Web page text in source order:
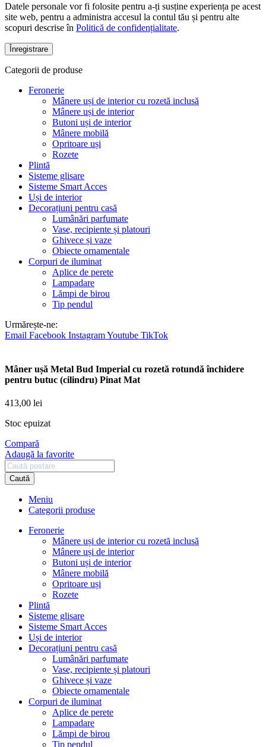
Datele personale vor fi folosite pentru a-ți susține experiența pe acest
site web, pentru a administra accesul la contul tău și pentru alte
scopuri descrise în Politică de confidențialitate.
Înregistrare
Categorii de produse
Feronerie
Mânere uși de interior cu rozetă inclusă
Mânere uși de interior
Butoni uși de interior
Mânere mobilă
Opritoare uși
Rozete
Plintă
Sisteme glisare
Sisteme Smart Acces
Uși de interior
Decorațiuni pentru casă
Lumânări parfumate
Vase, recipiente și platouri
Ghivece și vaze
Obiecte ornamentale
Corpuri de iluminat
Aplice de perete
Lampadare
Lămpi de birou
Tip pendul
Urmărește-ne:
Email Facebook InstagramYoutube TikTok
Mâner ușă Metal Bud Imperial cu rozetă rotundă închidere
pentru butuc (cilindru) Pinat Mat
413,00 lei
Stoc epuizat
Compară
Adaugă la favorite
Caută
Meniu
Categorii produse
Feronerie
Mânere uși de interior cu rozetă inclusă
Mânere uși de interior
Butoni uși de interior
Mânere mobilă
Opritoare uși
Rozete
Plintă
Sisteme glisare
Sisteme Smart Acces
Uși de interior
Decorațiuni pentru casă
Lumânări parfumate
Vase, recipiente și platouri
Ghivece și vaze
Obiecte ornamentale
Corpuri de iluminat
Aplice de perete
Lampadare
Lămpi de birou
Tip pendul